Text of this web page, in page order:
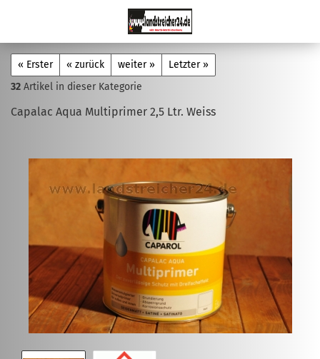
« Erster « zurück weiter »
Letzter »
32 Artikel in dieser Kategorie
Capalac Aqua Multiprimer 2,5 Ltr. Weiss